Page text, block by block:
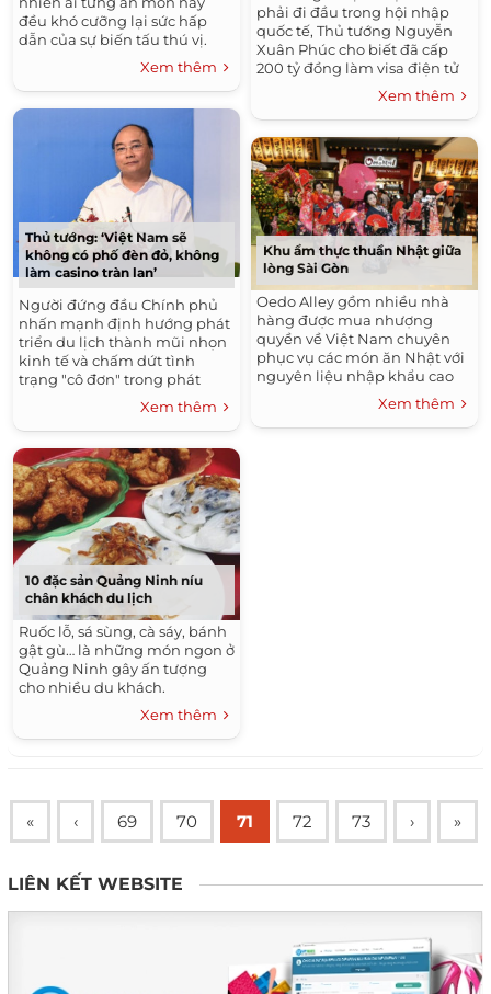
đều khó cưỡng lại sức hấp
dẫn của sự biến tấu thú vị.
Xem thêm
Thủ tướng: ‘Việt Nam sẽ
không có phố đèn đỏ, không
làm casino tràn lan’
Người đứng đầu Chính phủ
nhấn mạnh định hướng phát
triển du lịch thành mũi nhọn
kinh tế và chấm dứt tình
trạng "cô đơn" trong phát
Xem thêm
10 đặc sản Quảng Ninh níu
chân khách du lịch
Ruốc lỗ, sá sùng, cà sáy, bánh
gật gù… là những món ngon ở
Quảng Ninh gây ấn tượng
cho nhiều du khách.
Xem thêm
phải đi đầu trong hội nhập
quốc tế, Thủ tướng Nguyễn
Xuân Phúc cho biết đã cấp
200 tỷ đồng làm visa điện tử
để tạo thuận lợi cho du khách
Xem thêm
Khu ẩm thực thuần Nhật giữa
lòng Sài Gòn
Oedo Alley gồm nhiều nhà
hàng được mua nhượng
quyền về Việt Nam chuyên
phục vụ các món ăn Nhật với
nguyên liệu nhập khẩu cao
Xem thêm
« ‹ 69 70 71 72 73 › »
LIÊN KẾT WEBSITE